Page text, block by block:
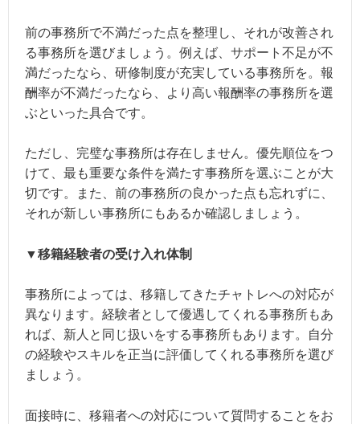
前の事務所で不満だった点を整理し、それが改善され
る事務所を選びましょう。例えば、サポート不足が不
満だったなら、研修制度が充実している事務所を。報
酬率が不満だったなら、より高い報酬率の事務所を選
ぶといった具合です。
ただし、完璧な事務所は存在しません。優先順位をつ
けて、最も重要な条件を満たす事務所を選ぶことが大
切です。また、前の事務所の良かった点も忘れずに、
それが新しい事務所にもあるか確認しましょう。
▼移籍経験者の受け入れ体制
事務所によっては、移籍してきたチャトレへの対応が
異なります。経験者として優遇してくれる事務所もあ
れば、新人と同じ扱いをする事務所もあります。自分
の経験やスキルを正当に評価してくれる事務所を選び
ましょう。
面接時に、移籍者への対応について質問することをお